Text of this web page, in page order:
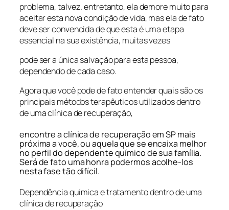
problema, talvez. entretanto, ela demore muito para
aceitar esta nova condição de vida, mas ela de fato
deve ser convencida de que esta é uma etapa
essencial na sua existência, muitas vezes
pode ser a única salvação para esta pessoa,
dependendo de cada caso.
Agora que você pode de fato entender quais são os
principais métodos terapêuticos utilizados dentro
de uma clínica de recuperação,
encontre a clínica de recuperação em SP mais
próxima a você, ou aquela que se encaixa melhor
no perfil do dependente químico de sua família.
Será de fato uma honra podermos acolhe-los
nesta fase tão difícil.
Dependência química e tratamento dentro de uma
clínica de recuperação